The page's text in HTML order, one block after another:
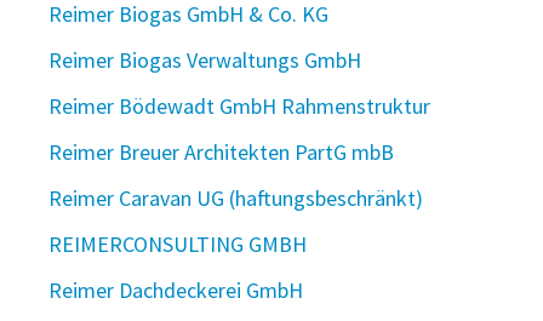
Reimer Biogas GmbH & Co. KG
Reimer Biogas Verwaltungs GmbH
Reimer Bödewadt GmbH Rahmenstruktur
Reimer Breuer Architekten PartG mbB
Reimer Caravan UG (haftungsbeschränkt)
REIMERCONSULTING GMBH
Reimer Dachdeckerei GmbH